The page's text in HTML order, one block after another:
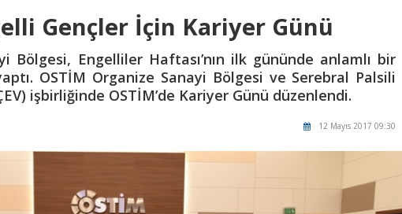
Gençler İçin Kariyer Günü
Bölgesi, Engelliler Haftası’nın ilk gününde anlamlı bir
OSTİM Organize Sanayi Bölgesi ve Serebral Palsili
işbirliğinde OSTİM’de Kariyer Günü düzenlendi.
12 Mayıs 2017 09:30